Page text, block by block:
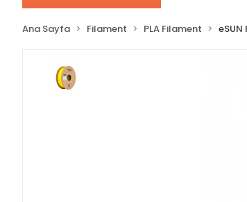
Ana Sayfa Filament PLA Filament eSUN